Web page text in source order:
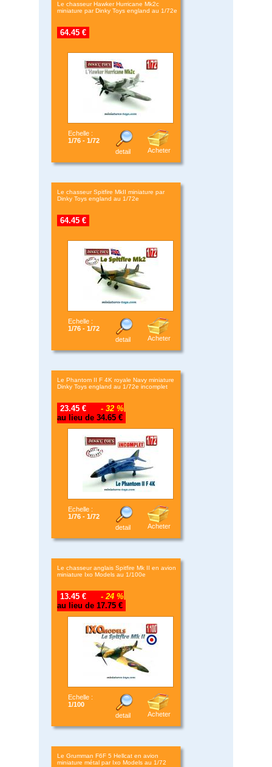
Le chasseur Hawker Hurricane Mk2c
miniature par Dinky Toys england au 1/72e
64.45 €
Echelle :
1/76 - 1/72
detail
Acheter
Le chasseur Spitfire MkII miniature par
Dinky Toys england au 1/72e
64.45 €
Echelle :
1/76 - 1/72
detail
Acheter
Le Phantom II F 4K royale Navy miniature
Dinky Toys england au 1/72e incomplet
23.45 €
- 32 %
au lieu de 34.65 €
Echelle :
1/76 - 1/72
detail
Acheter
Le chasseur anglais Spitfire Mk II en avion
miniature Ixo Models au 1/100e
13.45 €
- 24 %
au lieu de 17.75 €
Echelle :
1/100
detail
Acheter
Le Grumman F6F 5 Hellcat en avion
miniature métal par Ixo Models au 1/72